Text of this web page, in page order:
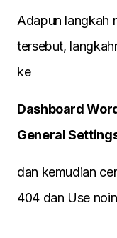
Adapun langkah
tersebut,
ke
Dashboard
General
dan kemudian
404 dan Use